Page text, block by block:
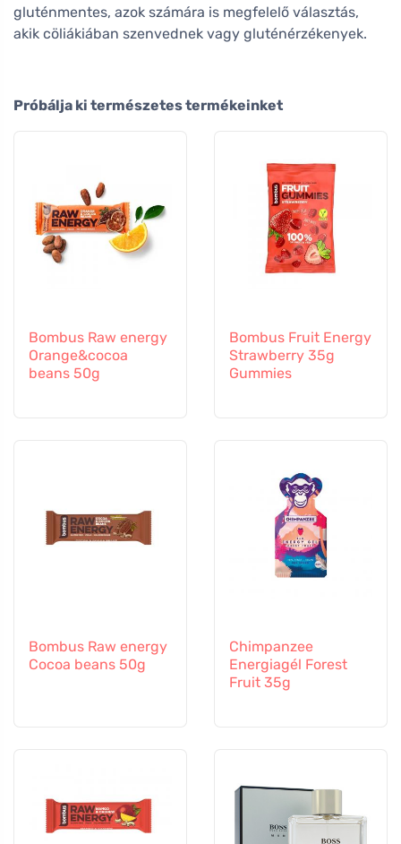
gluténmentes, azok számára is megfelelő választás,
akik cöliákiában szenvednek vagy gluténérzékenyek.
Próbálja ki természetes termékeinket
Bombus Raw energy
Orange&cocoa
beans 50g
Bombus Fruit Energy
Strawberry 35g
Gummies
Bombus Raw energy
Cocoa beans 50g
Chimpanzee
Energiagél Forest
Fruit 35g